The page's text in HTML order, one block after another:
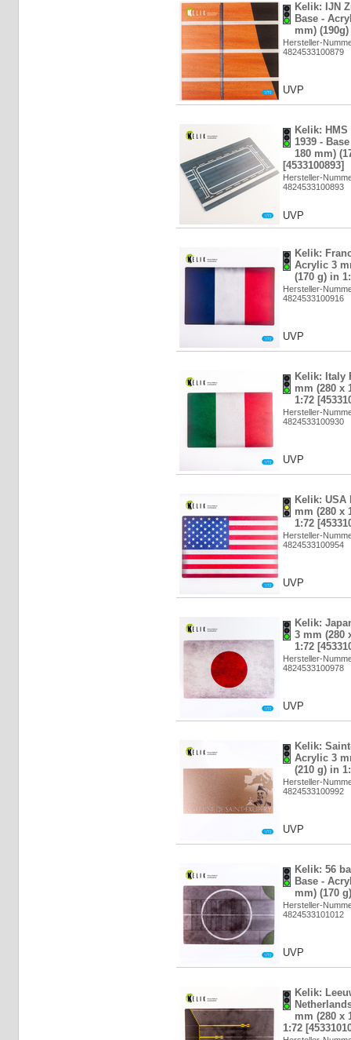
Kelik: IJN
Base -
mm)
Hersteller-
4824533100879
UVP
Kelik:
1939 -
180 mm)
[4533100893]
Hersteller-
4824533100893
UVP
Kelik:
Acrylic 3
(170 g) in
Hersteller-
4824533100916
UVP
Kelik: Italy
mm (280 x
1:72
Hersteller-
4824533100930
UVP
Kelik: USA
mm (280 x
1:72
Hersteller-
4824533100954
UVP
Kelik:
3 mm (280
1:72
Hersteller-
4824533100978
UVP
Kelik:
Acrylic 3
(210 g) in
Hersteller-
4824533100992
UVP
Kelik: 56
Base -
mm) (170
Hersteller-
4824533101012
UVP
Kelik:
mm (280 x
1:72